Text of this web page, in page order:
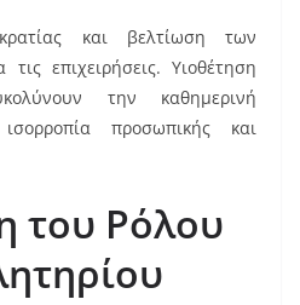
και βελτίωση των
επιχειρήσεις. Υιοθέτηση
την καθημερινή
προσωπικής και
του Ρόλου